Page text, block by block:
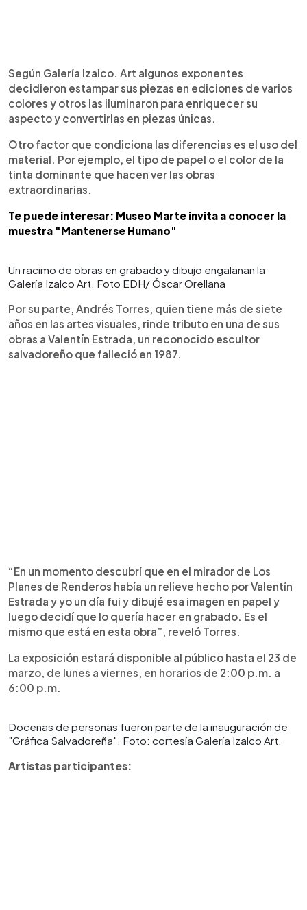
Según Galería Izalco. Art algunos exponentes
decidieron estampar sus piezas en ediciones de varios
colores y otros las iluminaron para enriquecer su
aspecto y convertirlas en piezas únicas.
Otro factor que condiciona las diferencias es el uso del
material. Por ejemplo, el tipo de papel o el color de la
tinta dominante que hacen ver las obras
extraordinarias.
Te puede interesar: Museo Marte invita a conocer la
muestra "Mantenerse Humano"
Un racimo de obras en grabado y dibujo engalanan la
Galería Izalco Art. Foto EDH/ Óscar Orellana
Por su parte, Andrés Torres, quien tiene más de siete
años en las artes visuales, rinde tributo en una de sus
obras a Valentín Estrada, un reconocido escultor
salvadoreño que falleció en 1987.
“En un momento descubrí que en el mirador de Los
Planes de Renderos había un relieve hecho por Valentín
Estrada y yo un día fui y dibujé esa imagen en papel y
luego decidí que lo quería hacer en grabado. Es el
mismo que está en esta obra”, reveló Torres.
La exposición estará disponible al público hasta el 23 de
marzo, de lunes a viernes, en horarios de 2:00 p.m. a
6:00 p.m.
Docenas de personas fueron parte de la inauguración de
"Gráfica Salvadoreña". Foto: cortesía Galería Izalco Art.
Artistas participantes: